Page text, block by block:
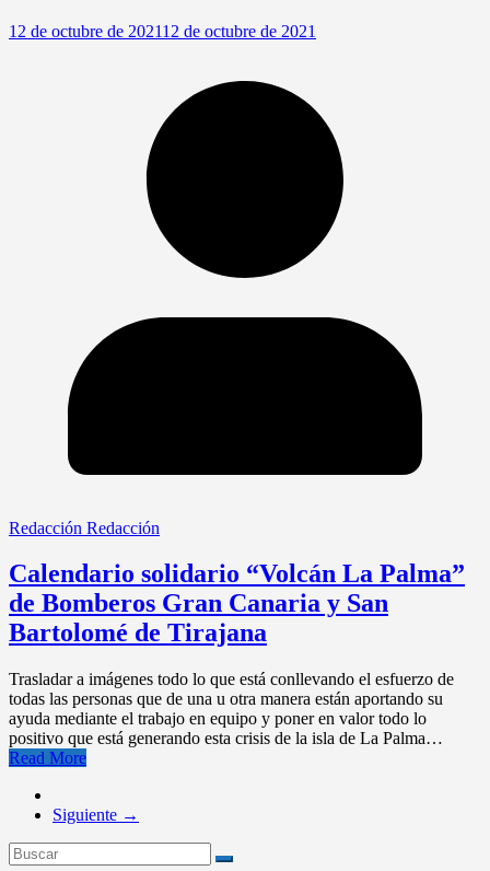
12 de octubre de 202112 de octubre de 2021
Redacción Redacción
Calendario solidario “Volcán La Palma”
de Bomberos Gran Canaria y San
Bartolomé de Tirajana
Trasladar a imágenes todo lo que está conllevando el esfuerzo de
todas las personas que de una u otra manera están aportando su
ayuda mediante el trabajo en equipo y poner en valor todo lo
positivo que está generando esta crisis de la isla de La Palma…
Read More
Siguiente →